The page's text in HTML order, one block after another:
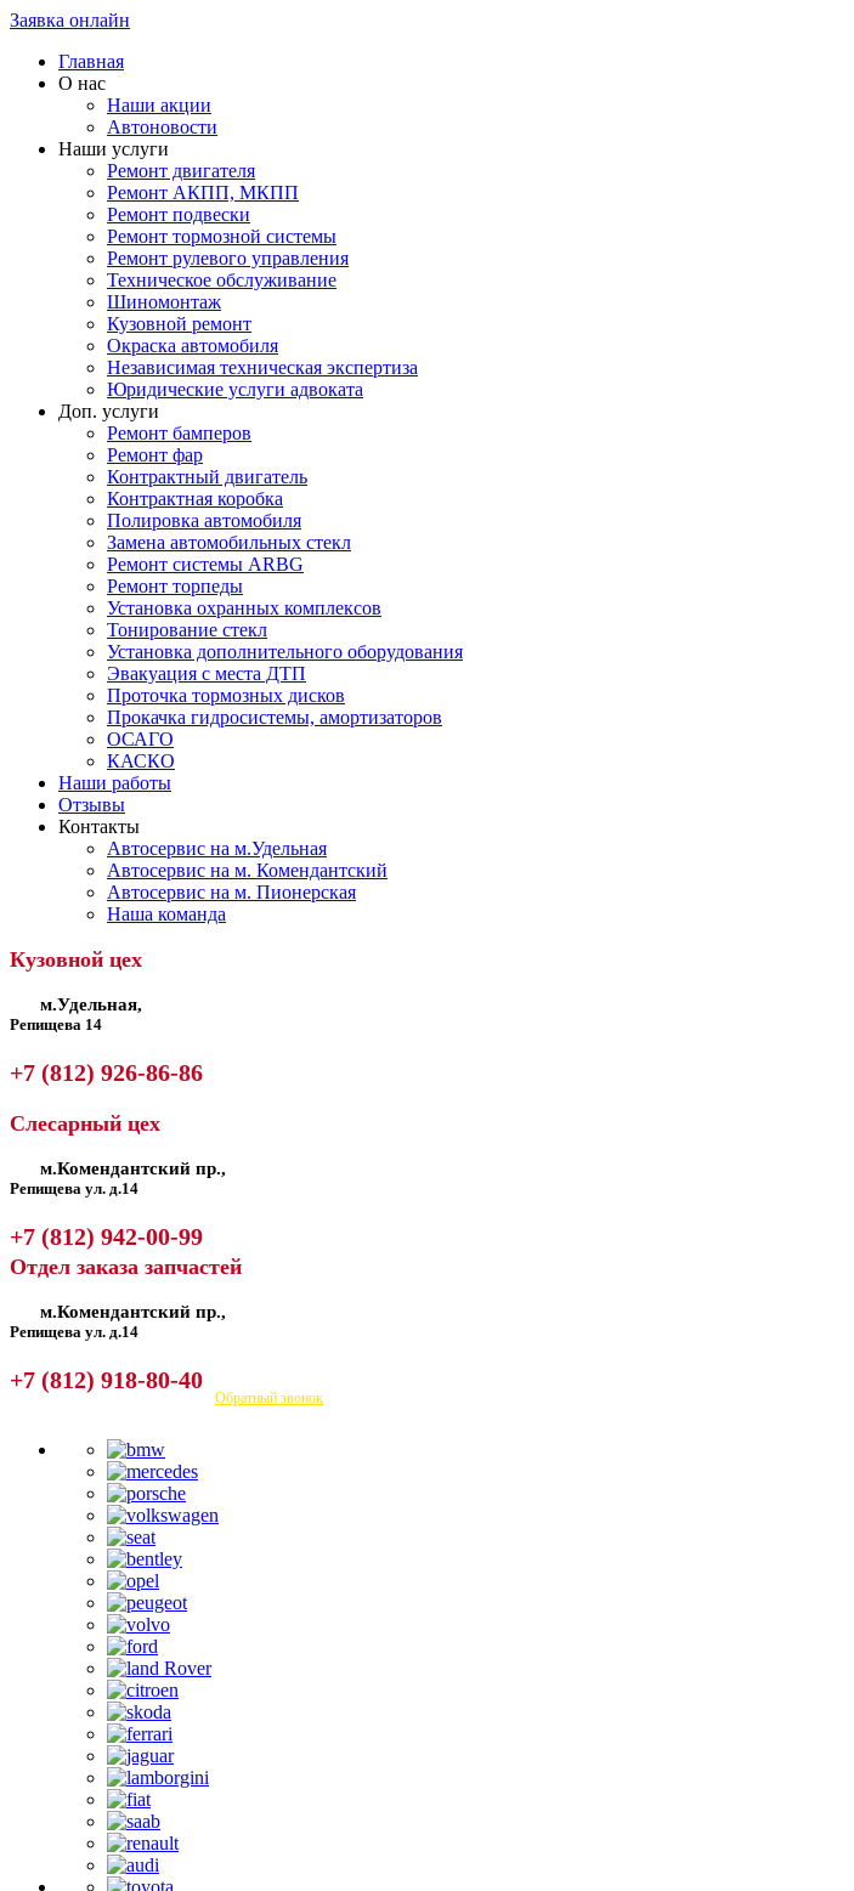
Заявка онлайн
Главная
О нас
Наши акции
Автоновости
Наши услуги
Ремонт двигателя
Ремонт АКПП, МКПП
Ремонт подвески
Ремонт тормозной системы
Ремонт рулевого управления
Техническое обслуживание
Шиномонтаж
Кузовной ремонт
Окраска автомобиля
Независимая техническая экспертиза
Юридические услуги адвоката
Доп. услуги
Ремонт бамперов
Ремонт фар
Контрактный двигатель
Контрактная коробка
Полировка автомобиля
Замена автомобильных стекл
Ремонт системы ARBG
Ремонт торпеды
Установка охранных комплексов
Тонирование стекл
Установка дополнительного оборудования
Эвакуация с места ДТП
Проточка тормозных дисков
Прокачка гидросистемы, амортизаторов
ОСАГО
КАСКО
Наши работы
Отзывы
Контакты
Автосервис на м.Удельная
Автосервис на м. Комендантский
Автосервис на м. Пионерская
Наша команда
Кузовной цех
м.Удельная,
Репищева 14
+7 (812) 926-86-86
Слесарный цех
м.Комендантский пр.,
Репищева ул. д.14
+7 (812) 942-00-99
Отдел заказа запчастей
м.Комендантский пр.,
Репищева ул. д.14
+7 (812) 918-80-40
Посмотреть на карте Обратный звонок